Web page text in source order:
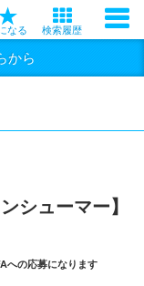
なる 検索履歴
から
シューマー】
への応募になります